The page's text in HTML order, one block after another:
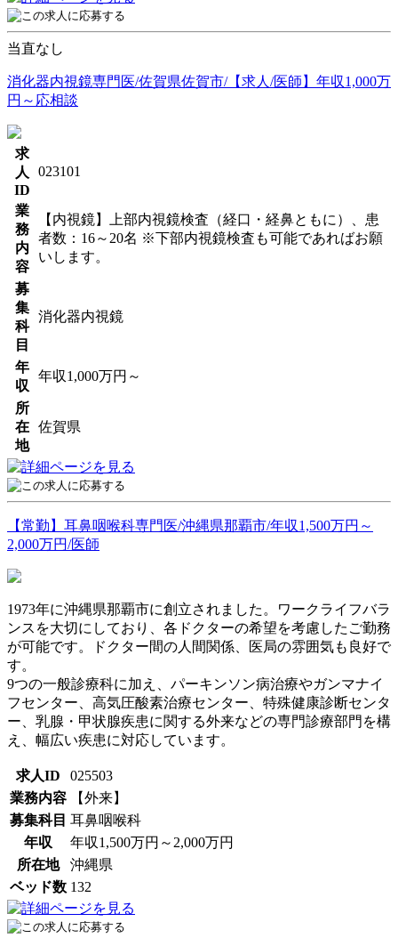
当直なし
消化器内視鏡専門医/佐賀県佐賀市/【求人/医師】年収1,000万
円～応相談
求
人
ID
023101
業
務
内
容
【内視鏡】上部内視鏡検査（経口・経鼻ともに）、患
者数：16～20名 ※下部内視鏡検査も可能であればお願
いします。
募
集
科
目
消化器内視鏡
年
収
年収1,000万円～
所
在
地
佐賀県
【常勤】耳鼻咽喉科専門医/沖縄県那覇市/年収1,500万円～
2,000万円/医師
1973年に沖縄県那覇市に創⽴されました。ワークライフバラ
ンスを大切にしており、各ドクターの希望を考慮したご勤務
が可能です。ドクター間の人間関係、医局の雰囲気も良好で
す。
9つの⼀般診療科に加え、パーキンソン病治療やガンマナイ
フセンター、⾼気圧酸素治療センター、特殊健康診断センタ
ー、乳腺・甲状腺疾患に関する外来などの専⾨診療部⾨を構
え、幅広い疾患に対応しています。
求人ID
025503
業務内容
【外来】
募集科目 耳鼻咽喉科
年収
年収1,500万円～2,000万円
所在地
沖縄県
ベッド数 132